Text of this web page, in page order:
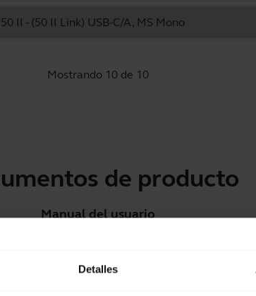
Detalles
II - (50 II Link) USB-C/A, MS Mono
Mostrando 10 de 10
de producto
Manual del usuario
Descargar